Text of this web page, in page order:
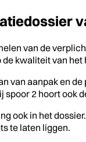
van de
kwaliteit van
van aanpak en
2 hoort ook
ook in het
te laten liggen.